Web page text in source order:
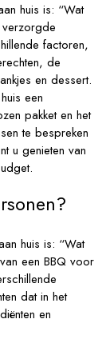
huis is: “Wat
factoren,
de
en dessert.
een
pakket en het
te bespreken
u genieten van
huis is: “Wat
een BBQ voor
dat in het
en